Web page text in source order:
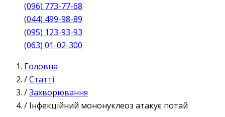
(096) 773-77-68
(044) 499-98-89
(095) 123-93-93
(063) 01-02-300
Головна
/Статті
/Захворювання
/ Інфекційний мононуклеоз атакує потай